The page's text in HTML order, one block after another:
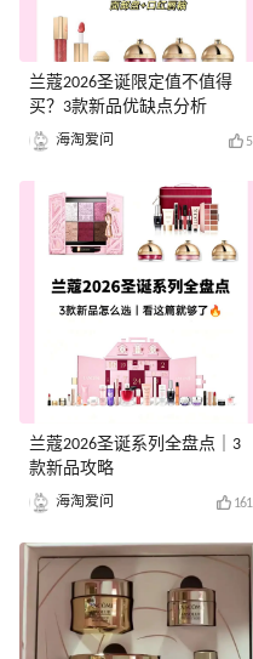
兰蔻2026圣诞限定值不值得
买？3款新品优缺点分析
海淘爱问 5
兰蔻2026圣诞系列全盘点｜3
款新品攻略
海淘爱问 161